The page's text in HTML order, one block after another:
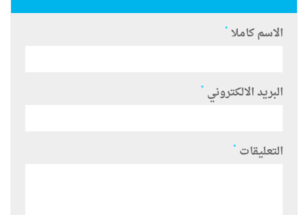
الاسم كاملا *
البريد الالكتروني *
التعليقات *